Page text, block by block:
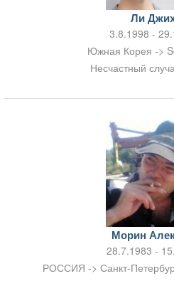
Ли
3.8.1998 -
Южная Корея ->
Несчастный
Морин
28.7.1983 -
РОССИЯ -> Санкт-